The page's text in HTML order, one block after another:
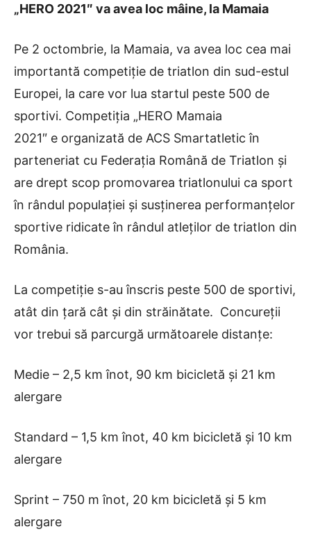
„HERO 2021″ va avea loc mâine, la Mamaia
Pe 2 octombrie, la Mamaia, va avea loc cea mai
importantă competiție de triatlon din sud-estul
Europei, la care vor lua startul peste 500 de
sportivi. Competiția „HERO Mamaia
2021″ e organizată de ACS Smartatletic în
parteneriat cu Federația Română de Triatlon și
are drept scop promovarea triatlonului ca sport
în rândul populației și susținerea performanțelor
sportive ridicate în rândul atleților de triatlon din
România.
La competiție s-au înscris peste 500 de sportivi,
atât din țară cât și din străinătate. Concureții
vor trebui să parcurgă următoarele distanțe:
Medie – 2,5 km înot, 90 km bicicletă și 21 km
alergare
Standard – 1,5 km înot, 40 km bicicletă și 10 km
alergare
Sprint – 750 m înot, 20 km bicicletă și 5 km
alergare